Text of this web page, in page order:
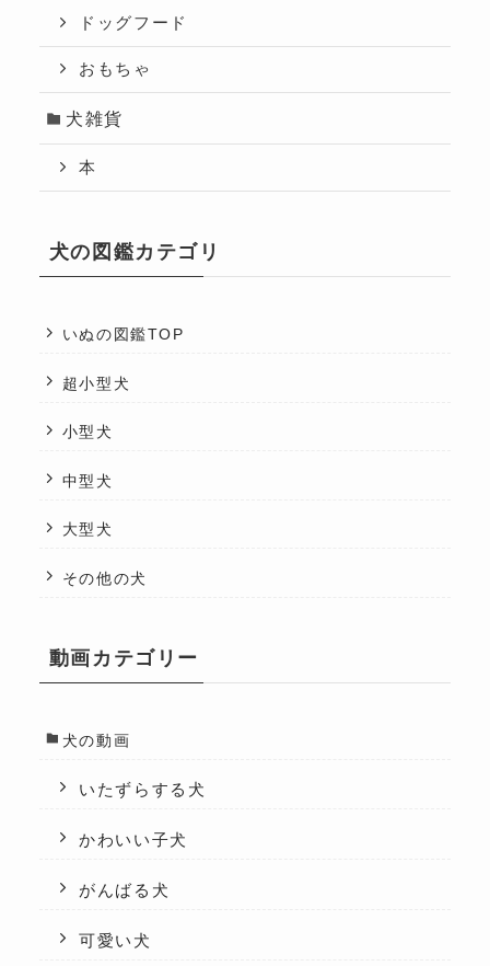
ドッグフード
おもちゃ
犬雑貨
本
犬の図鑑カテゴリ
いぬの図鑑TOP
超小型犬
小型犬
中型犬
大型犬
その他の犬
動画カテゴリー
犬の動画
いたずらする犬
かわいい子犬
がんばる犬
可愛い犬